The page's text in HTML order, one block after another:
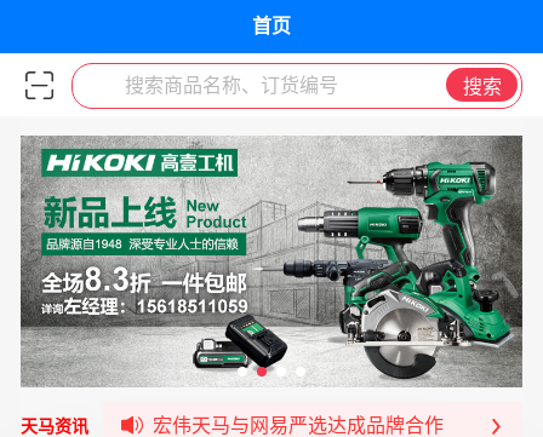
首页
搜索商品名称、订货编号 搜索
天马资讯
宏伟天马平台喜迎战略合作伙伴——航天动力
签约喜讯 | 宏伟与中铝集团成功签约！
宏伟天马与网易严选达成品牌合作